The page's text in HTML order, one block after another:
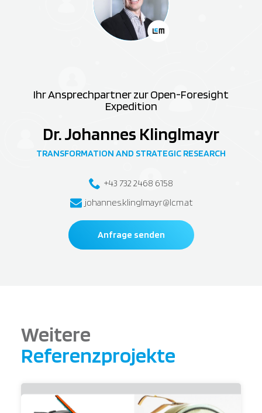
Ihr Ansprechpartner zur Open-Foresight
Expedition
Dr. Johannes Klinglmayr
TRANSFORMATION AND STRATEGIC RESEARCH
+43 732 2468 6158
johannes.klinglmayr@lcm.at
Anfrage senden
Weitere
Referenzprojekte